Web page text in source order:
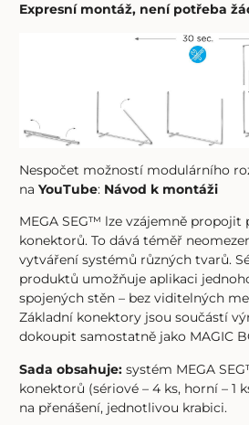
Expresní montáž, není potřeba
Nespočet možností modulárního
naYouTube: Návod k montáži
MEGA SEG™ lze vzájemně propojit
konektorů. To dává téměř
vytváření systémů různých tvarů.
produktů umožňuje aplikaci
spojených stěn – bez viditelných
Základní konektory jsou součástí
dokoupit samostatně jako MAGIC
Sada obsahuje: systém MEGA
konektorů (sériové – 4 ks, horní – 1
na přenášení, jednotlivou krabici.